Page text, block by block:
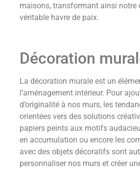
maisons, transformant ainsi notre
véritable havre de paix.
Décoration
La décoration murale est un
l’aménagement intérieur. Pour
d’originalité à nos murs, les
orientées vers des solutions
papiers peints aux motifs
en accumulation ou encore les
avec des objets décoratifs sont
personnaliser nos murs et créer